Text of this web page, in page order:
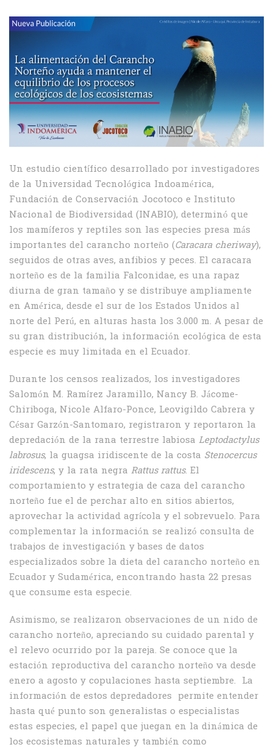
Un estudio científico desarrollado por investigadores
de la Universidad Tecnológica Indoamérica,
Fundación de Conservación Jocotoco e Instituto
Nacional de Biodiversidad (INABIO), determinó que
los mamíferos y reptiles son las especies presa más
importantes del carancho norteño (Caracara cheriway),
seguidos de otras aves, anfibios y peces. El caracara
norteño es de la familia Falconidae, es una rapaz
diurna de gran tamaño y se distribuye ampliamente
en América, desde el sur de los Estados Unidos al
norte del Perú, en alturas hasta los 3.000 m. A pesar de
su gran distribución, la información ecológica de esta
especie es muy limitada en el Ecuador.
Durante los censos realizados, los investigadores
Salomón M. Ramírez Jaramillo, Nancy B. Jácome-
Chiriboga, Nicole Alfaro-Ponce, Leovigildo Cabrera y
César Garzón-Santomaro, registraron y reportaron la
depredación de la rana terrestre labiosa Leptodactylus
labrosus, la guagsa iridiscente de la costa Stenocercus
iridescens, y la rata negra Rattus rattus. El
comportamiento y estrategia de caza del carancho
norteño fue el de perchar alto en sitios abiertos,
aprovechar la actividad agrícola y el sobrevuelo. Para
complementar la información se realizó consulta de
trabajos de investigación y bases de datos
especializados sobre la dieta del carancho norteño en
Ecuador y Sudamérica, encontrando hasta 22 presas
que consume esta especie.
Asimismo, se realizaron observaciones de un nido de
carancho norteño, apreciando su cuidado parental y
el relevo ocurrido por la pareja. Se conoce que la
estación reproductiva del carancho norteño va desde
enero a agosto y copulaciones hasta septiembre. La
información de estos depredadores permite entender
hasta qué punto son generalistas o especialistas
estas especies, el papel que juegan en la dinámica de
los ecosistemas naturales y también como